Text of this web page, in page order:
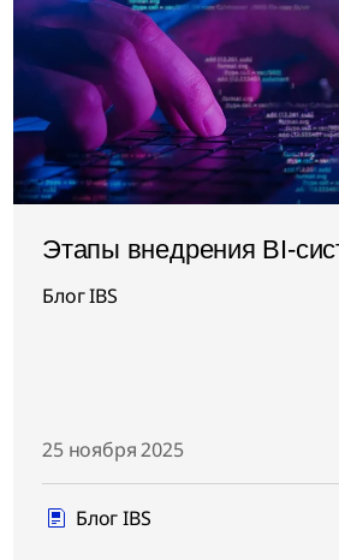
Этапы внедрения BI-
Блог IBS
25 ноября 2025
Блог IBS